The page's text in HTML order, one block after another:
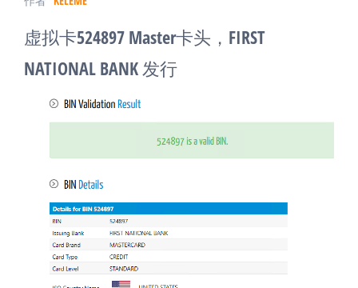
虚拟卡524897 Master卡头，FIRST
NATIONAL BANK 发行